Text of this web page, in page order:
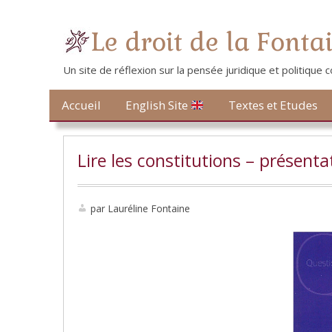
Le droit de la
Un site de réflexion sur la pensée juridique et politique
Contact
Accueil English Site Textes et Etudes
Lire les constitutions –
par Lauréline Fontaine